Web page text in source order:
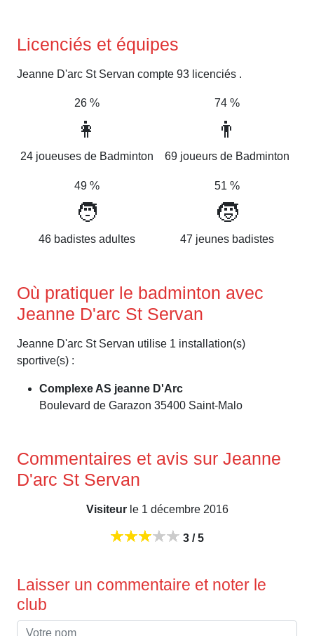
Licenciés et équipes
Jeanne D'arc St Servan compte 93 licenciés .
26 % 74 %
👩 👨
24 joueuses de Badminton 69 joueurs de Badminton
49 % 51 %
🧑 🧒
46 badistes adultes 47 jeunes badistes
Où pratiquer le badminton avec
Jeanne D'arc St Servan
Jeanne D'arc St Servan utilise 1 installation(s)
sportive(s) :
Complexe AS jeanne D'Arc
Boulevard de Garazon 35400 Saint-Malo
Commentaires et avis sur Jeanne
D'arc St Servan
Visiteurle 1 décembre 2016
3 / 5
Laisser un commentaire et noter le
club